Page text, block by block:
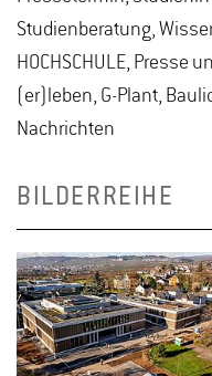
Studienberatung,
HOCHSCHULE, Presse
(er)leben, G-Plant,
Nachrichten
BILDERREIHE